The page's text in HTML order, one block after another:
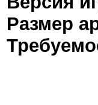
Размер